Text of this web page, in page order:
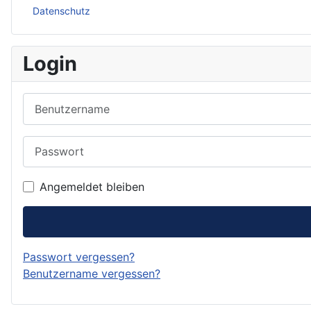
Datenschutz
Login
Angemeldet bleiben
Passwort vergessen?
Benutzername vergessen?